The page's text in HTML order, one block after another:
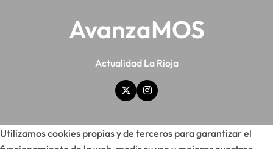
AvanzaMOS
Actualidad La Rioja
Utilizamos cookies propias y de terceros para garantizar el